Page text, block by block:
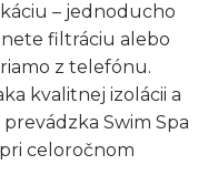
– jednoducho
filtráciu alebo
z telefónu.
kvalitnej izolácii a
Swim Spa
celoročnom